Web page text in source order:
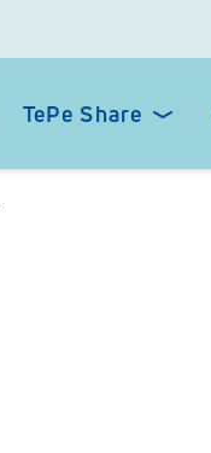
TePe Share